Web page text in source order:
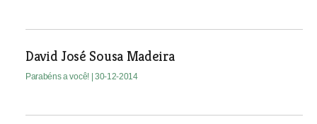
David José Sousa Madeira
Parabéns a você! | 30-12-2014